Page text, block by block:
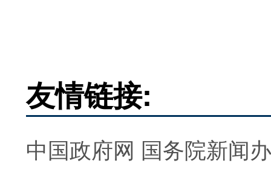
友情链接:
中国政府网 国务院新闻